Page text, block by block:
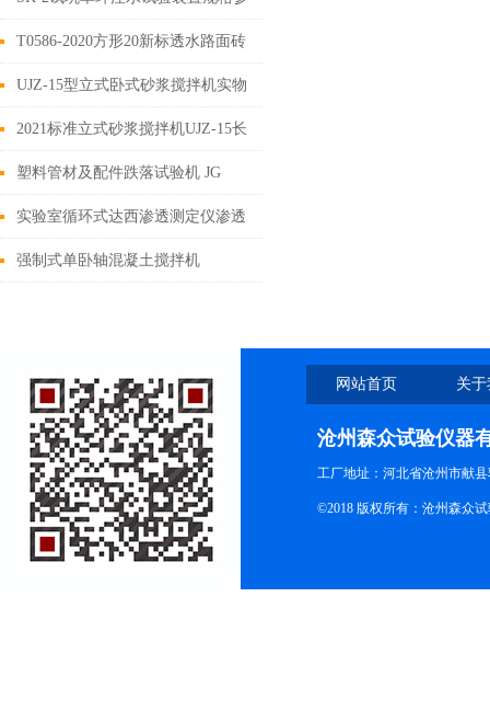
数
T0586-2020方形20新标透水路面砖
路面板透水系数性能
UJZ-15型立式卧式砂浆搅拌机实物
图片
2021标准立式砂浆搅拌机UJZ-15长
期供应
塑料管材及配件跌落试验机 JG
3050 电工套管跌落试验机
实验室循环式达西渗透测定仪渗透
系数K
强制式单卧轴混凝土搅拌机
网站首页 关
沧州森众试验仪器
工厂地址：河北省沧州市献
©2018 版权所有：沧州森众